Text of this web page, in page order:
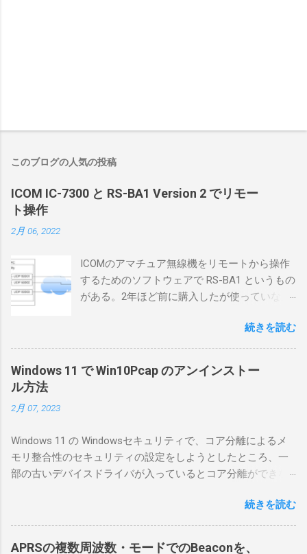
このブログの人気の投稿
ICOM IC-7300 と RS-BA1 Version 2 でリモー
ト操作
2月 06, 2022
ICOMのアマチュア無線機をリモートから操作
するためのソフトウェアで RS-BA1 というもの
がある。2年ほど前に購入したが使っていなか
としているので、リモートから操作できる無
線局構築のために、真面目に使ってみること
にした。 市販のソフトウェアだから簡単に動
くだろうと思ったのだが、ちっともそんなに
合は、下記のこれらものが必要である ICOMの
無線機。 今回は私が持っているIC-7300を使
う。 無線機側(サーバ側) のWindows PC。 今
を入れて使っている。 TPMとか入っているの
でBitLockerのDisk暗号化もでき、遠隔地で盗難
にあってもデータ流出の危険性が少ないかな
続きを読む
Windows 11 で Win10Pcap のアンインストー
ル方法
2月 07, 2023
Windows 11 の Windowsセキュリティで、コア分離によるメ
モリ整合性のセキュリティの設定をしようとしたところ、一
部の古いデバイスドライバが入っているとコア分離ができな
で利用する Win10Pcap.sys が入っているためにコア分離がで
きないとエラーが出ておりました。 アンインストールのプロ
グラムなどを走らせてもアンインストールできなかったの
続きを読む
APRSの複数周波数・モードでのBeaconを、